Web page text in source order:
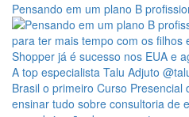
Pensando em um plano B